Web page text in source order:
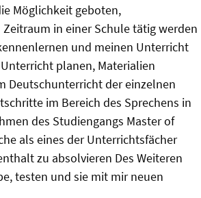
Möglichkeit geboten,
in einer Schule tätig werden
und meinen Unterricht
planen, Materialien
Deutschunterricht der einzelnen
im Bereich des Sprechens in
des Studiengangs Master of
als eines der Unterrichtsfächer
zu absolvieren Des Weiteren
testen und sie mit mir neuen